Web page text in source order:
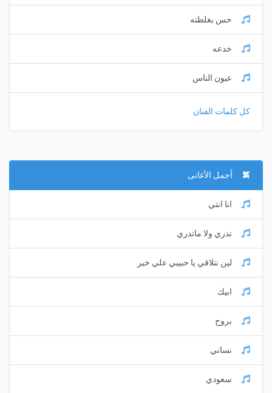
حس بغلطته
خدعه
عيون الناس
كل كلمات الفنان
أجمل الأغانى
انا انتي
تدري ولا ماتدري
لين نتلاقي يا حبيبي علي خير
ابيك
بروح
نساني
سعودي